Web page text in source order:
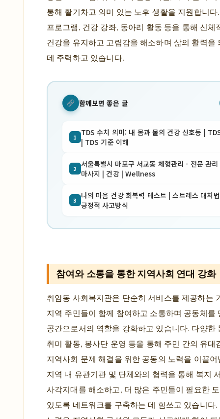
통해 활기차고 의미 있는 노후 생활을 지원합니다
프로그램, 건강 강좌, 동아리 활동 등을 통해 신체
건강을 유지하고 고립감을 해소하며 삶의 활력을
데 주력하고 있습니다.
함께보면 좋은 글
1 TDS 수치 의미: 내 몸과 물의 건강 신호등 |
| TDS 기준 이해
2 서울특별시 마포구 서교동 체형관리 - 전문 관
마사지 | 건강 | Wellness
3 나의 마음 건강 회복력 테스트 | 스트레스 대처
긍정적 사고방식
참여와 소통을 통한 지역사회 연대 강화
취암동 사회복지관은 단순히 서비스를 제공하는
지역 주민들이 함께 참여하고 소통하며 공동체를
공간으로서의 역할을 강화하고 있습니다. 다양한
취미 활동, 봉사단 운영 등을 통해 주민 간의 유대
지역사회 문제 해결을 위한 공동의 노력을 이끌
지역 내 유관기관 및 단체와의 협력을 통해 복지
사각지대를 해소하고, 더 많은 주민들이 필요한
있도록 네트워크를 구축하는 데 힘쓰고 있습니다.